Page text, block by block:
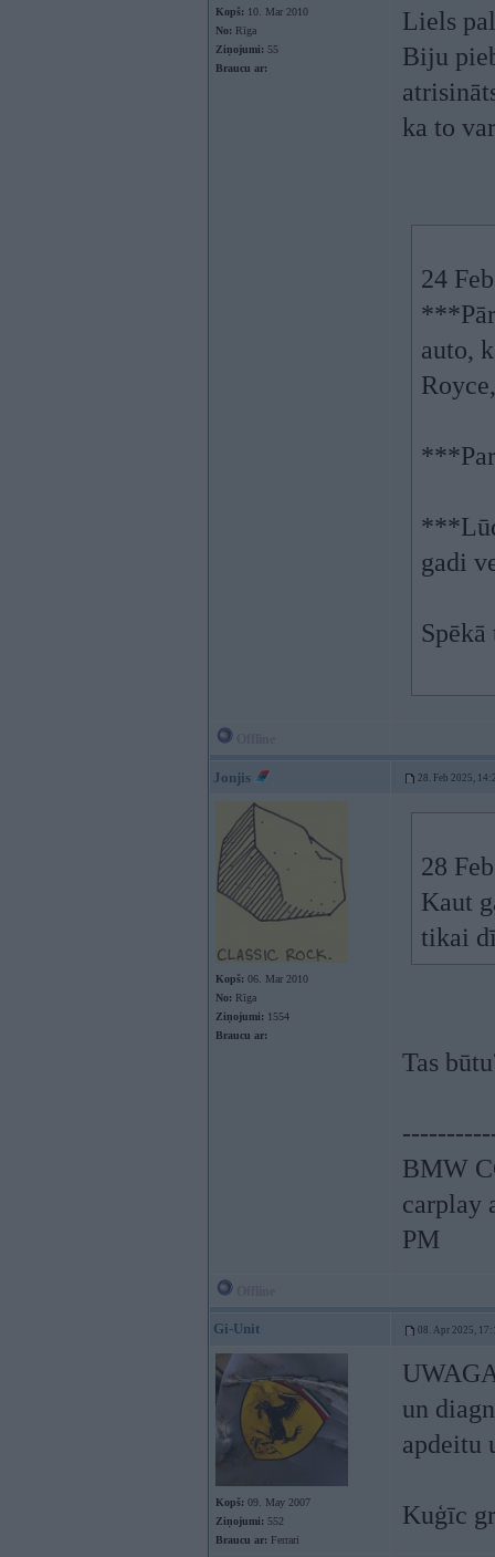
Kopš: 10. Mar 2010
No: Rīga
Ziņojumi: 55
Braucu ar:
Liels
Biju
ka to
24
auto,
gadi
Jonjis 28. Feb 2025,
Kopš: 06. Mar 2010
No: Rīga
Ziņojumi: 1554
Braucu ar:
28
Kaut
tikai
Tas
BMW
carplay
PM
Gi-Unit 08. Apr 2025,
Kopš: 09. May 2007
Ziņojumi: 552
Braucu ar: Ferrari
un
apdeitu
Kuģīc